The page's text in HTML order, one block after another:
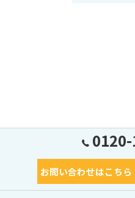
お問い合わせはこちら